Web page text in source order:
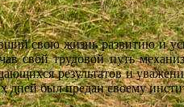
свою жизнь развитию и
свой трудовой путь
результатов и
был предан своему